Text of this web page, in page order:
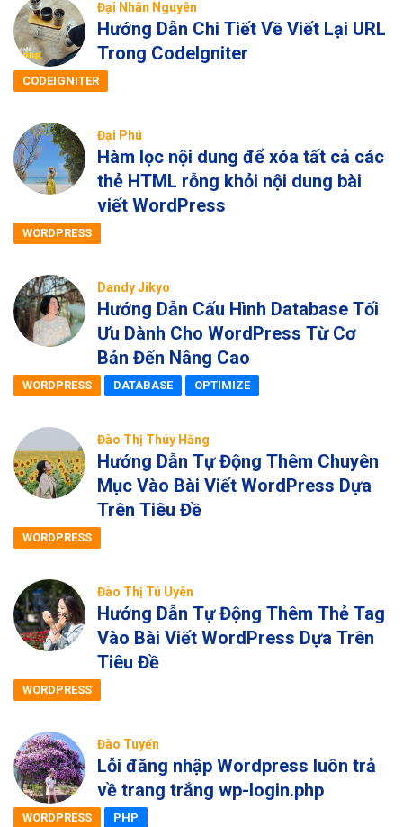
Đại Nhân Nguyên
Hướng Dẫn Chi Tiết Về Viết Lại URL
Trong CodeIgniter
CODEIGNITER
Đại Phú
Hàm lọc nội dung để xóa tất cả các
thẻ HTML rỗng khỏi nội dung bài
viết WordPress
WORDPRESS
Dandy Jikyo
Hướng Dẫn Cấu Hình Database Tối
Ưu Dành Cho WordPress Từ Cơ
Bản Đến Nâng Cao
WORDPRESS DATABASE OPTIMIZE
Đào Thị Thúy Hằng
Hướng Dẫn Tự Động Thêm Chuyên
Mục Vào Bài Viết WordPress Dựa
Trên Tiêu Đề
WORDPRESS
Đào Thị Tú Uyên
Hướng Dẫn Tự Động Thêm Thẻ Tag
Vào Bài Viết WordPress Dựa Trên
Tiêu Đề
WORDPRESS
Đào Tuyến
Lỗi đăng nhập Wordpress luôn trả
về trang trắng wp-login.php
WORDPRESS PHP